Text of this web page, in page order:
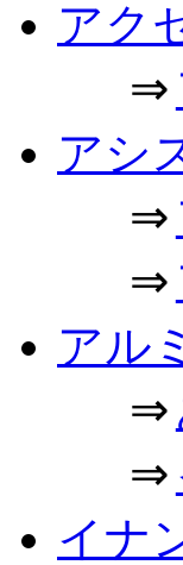
アク
⇒
アシ
⇒
⇒
アル
⇒
⇒
イナ